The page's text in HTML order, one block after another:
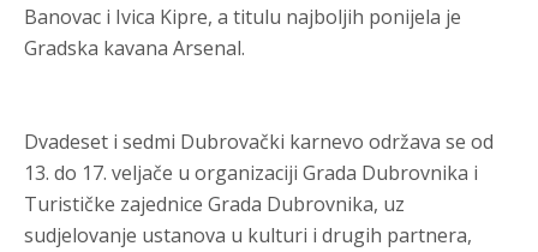
Banovac i Ivica Kipre, a titulu najboljih ponijela je
Gradska kavana Arsenal.
Dvadeset i sedmi Dubrovački karnevo održava se od
13. do 17. veljače u organizaciji Grada Dubrovnika i
Turističke zajednice Grada Dubrovnika, uz
sudjelovanje ustanova u kulturi i drugih partnera,